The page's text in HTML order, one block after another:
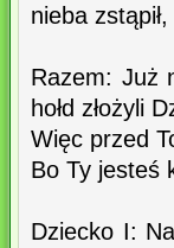
nieba
Razem: Już
hołd złożyli
Więc przed
Bo Ty jesteś
Dziecko I: